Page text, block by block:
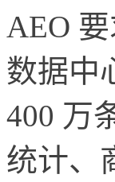
AEO
数据中
400 万
统计、